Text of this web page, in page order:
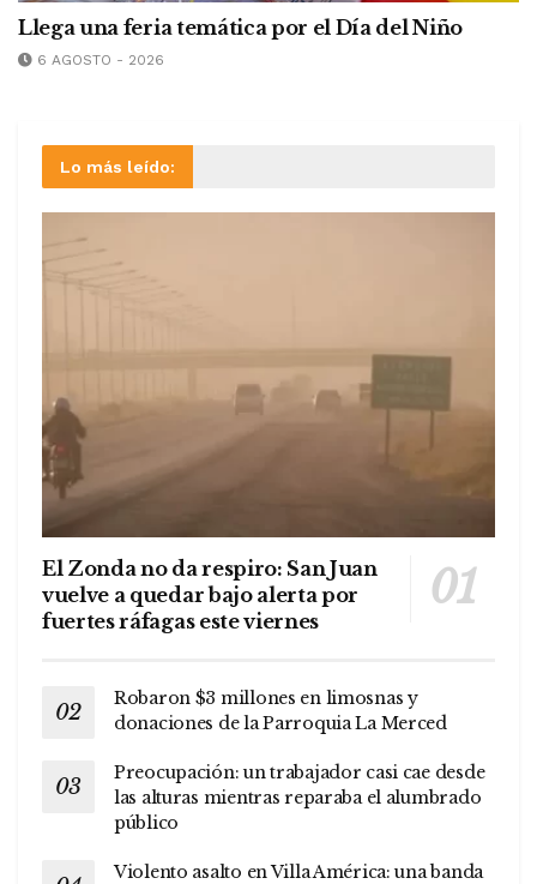
Llega una feria temática por el Día del Niño
6 AGOSTO - 2026
Lo más leído:
El Zonda no da respiro: San Juan
vuelve a quedar bajo alerta por
fuertes ráfagas este viernes
Robaron $3 millones en limosnas y
donaciones de la Parroquia La Merced
Preocupación: un trabajador casi cae desde
las alturas mientras reparaba el alumbrado
público
Violento asalto en Villa América: una banda